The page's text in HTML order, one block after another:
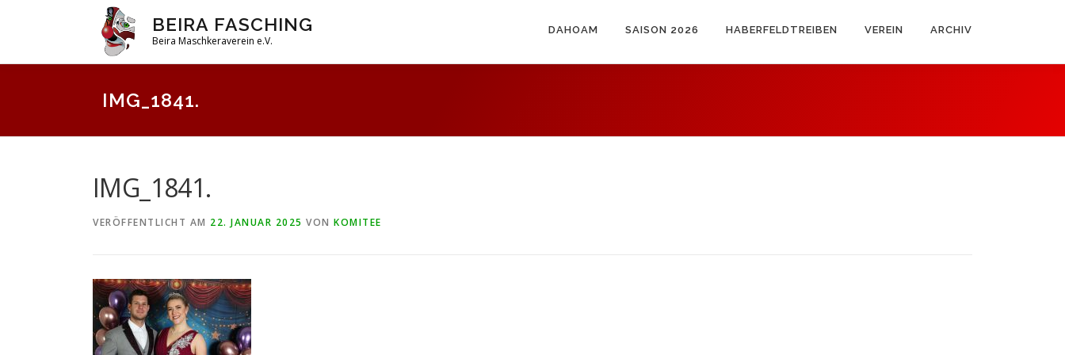
BEIRA FASCHING
Beira Maschkeraverein e.V.
DAHOAM SAISON 2026 HABERFELDTREIBEN VEREIN ARCHIV
IMG_1841.
IMG_1841.
VERÖFFENTLICHT AM 22. JANUAR 2025 VON KOMITEE